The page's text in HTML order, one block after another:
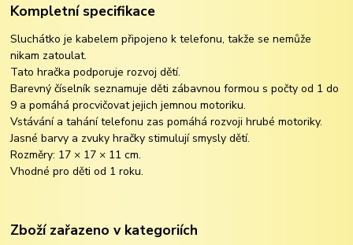
Kompletní specifikace
Sluchátko je kabelem připojeno k telefonu, takže se nemůže
nikam zatoulat.
Tato hračka podporuje rozvoj dětí.
Barevný číselník seznamuje děti zábavnou formou s počty od 1 do
9 a pomáhá procvičovat jejich jemnou motoriku.
Vstávání a tahání telefonu zas pomáhá rozvoji hrubé motoriky.
Jasné barvy a zvuky hračky stimulují smysly dětí.
Rozměry: 17 × 17 × 11 cm.
Vhodné pro děti od 1 roku.
Zboží zařazeno v kategoriích